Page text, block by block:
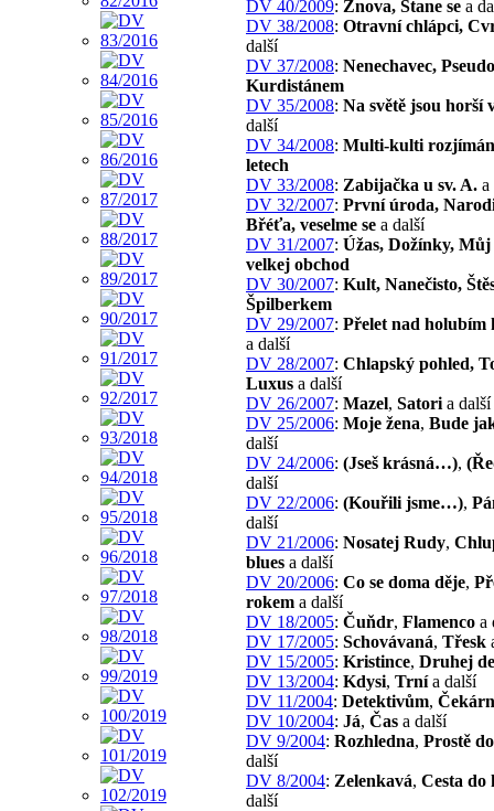
DV 40/2009: Znova, Stane se a
DV 38/2008: Otravní chlápci,
další
DV 37/2008: Nenechavec,
Kurdistánem
DV 35/2008: Na světě jsou horší
další
DV 34/2008: Multi-kulti
letech
DV 33/2008: Zabijačka u sv. A. a
DV 32/2007: První úroda,
Břéťa, veselme se a další
DV 31/2007: Úžas, Dožínky,
velkej obchod
DV 30/2007: Kult, Nanečisto,
Špilberkem
DV 29/2007: Přelet nad holubím
a další
DV 28/2007: Chlapský pohled,
Luxus a další
DV 26/2007: Mazel, Satori a další
DV 25/2006: Moje žena, Bude
další
DV 24/2006: (Jseš krásná…),
další
DV 22/2006: (Kouřili jsme…),
další
DV 21/2006: Nosatej Rudy,
blues a další
DV 20/2006: Co se doma děje,
rokem a další
DV 18/2005: Čuňdr, Flamenco a
DV 17/2005: Schovávaná, Třesk
DV 15/2005: Kristince, Druhej
DV 13/2004: Kdysi, Trnía další
DV 11/2004: Detektivům,
DV 10/2004: Já, Čas a další
DV 9/2004: Rozhledna, Prostě
další
DV 8/2004: Zelenkavá, Cesta do
další